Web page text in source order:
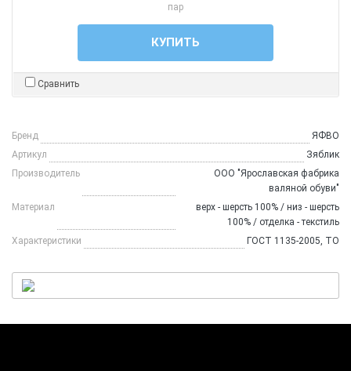
пар
КУПИТЬ
Сравнить
Бренд
ЯФВО
Артикул
Зяблик
Производитель
ООО "Ярославская фабрика
валяной обуви"
Материал
верх - шерсть 100% / низ - шерсть
100% / отделка - текстиль
Характеристики
ГОСТ 1135-2005, ТО